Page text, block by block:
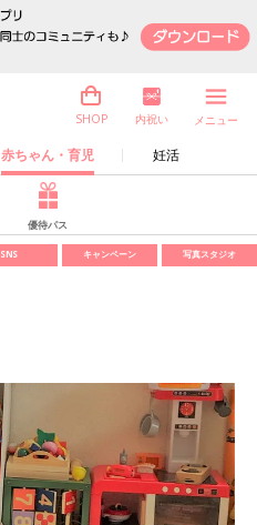
赤ちゃん・育児 妊活
SHOP 内祝い メニュー
優待パス
SNS キャンペーン 写真スタジオ